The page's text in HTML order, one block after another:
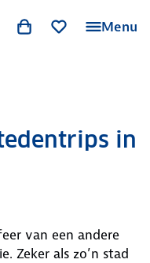
Menu
in
van een andere
Zeker als zo’n stad